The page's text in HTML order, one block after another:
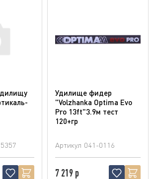
Удилище фидер
"Volzhanka Optima Evo
Pro 13ft"3.9м тест
120+гр
Артикул 041-0116
7 219 р